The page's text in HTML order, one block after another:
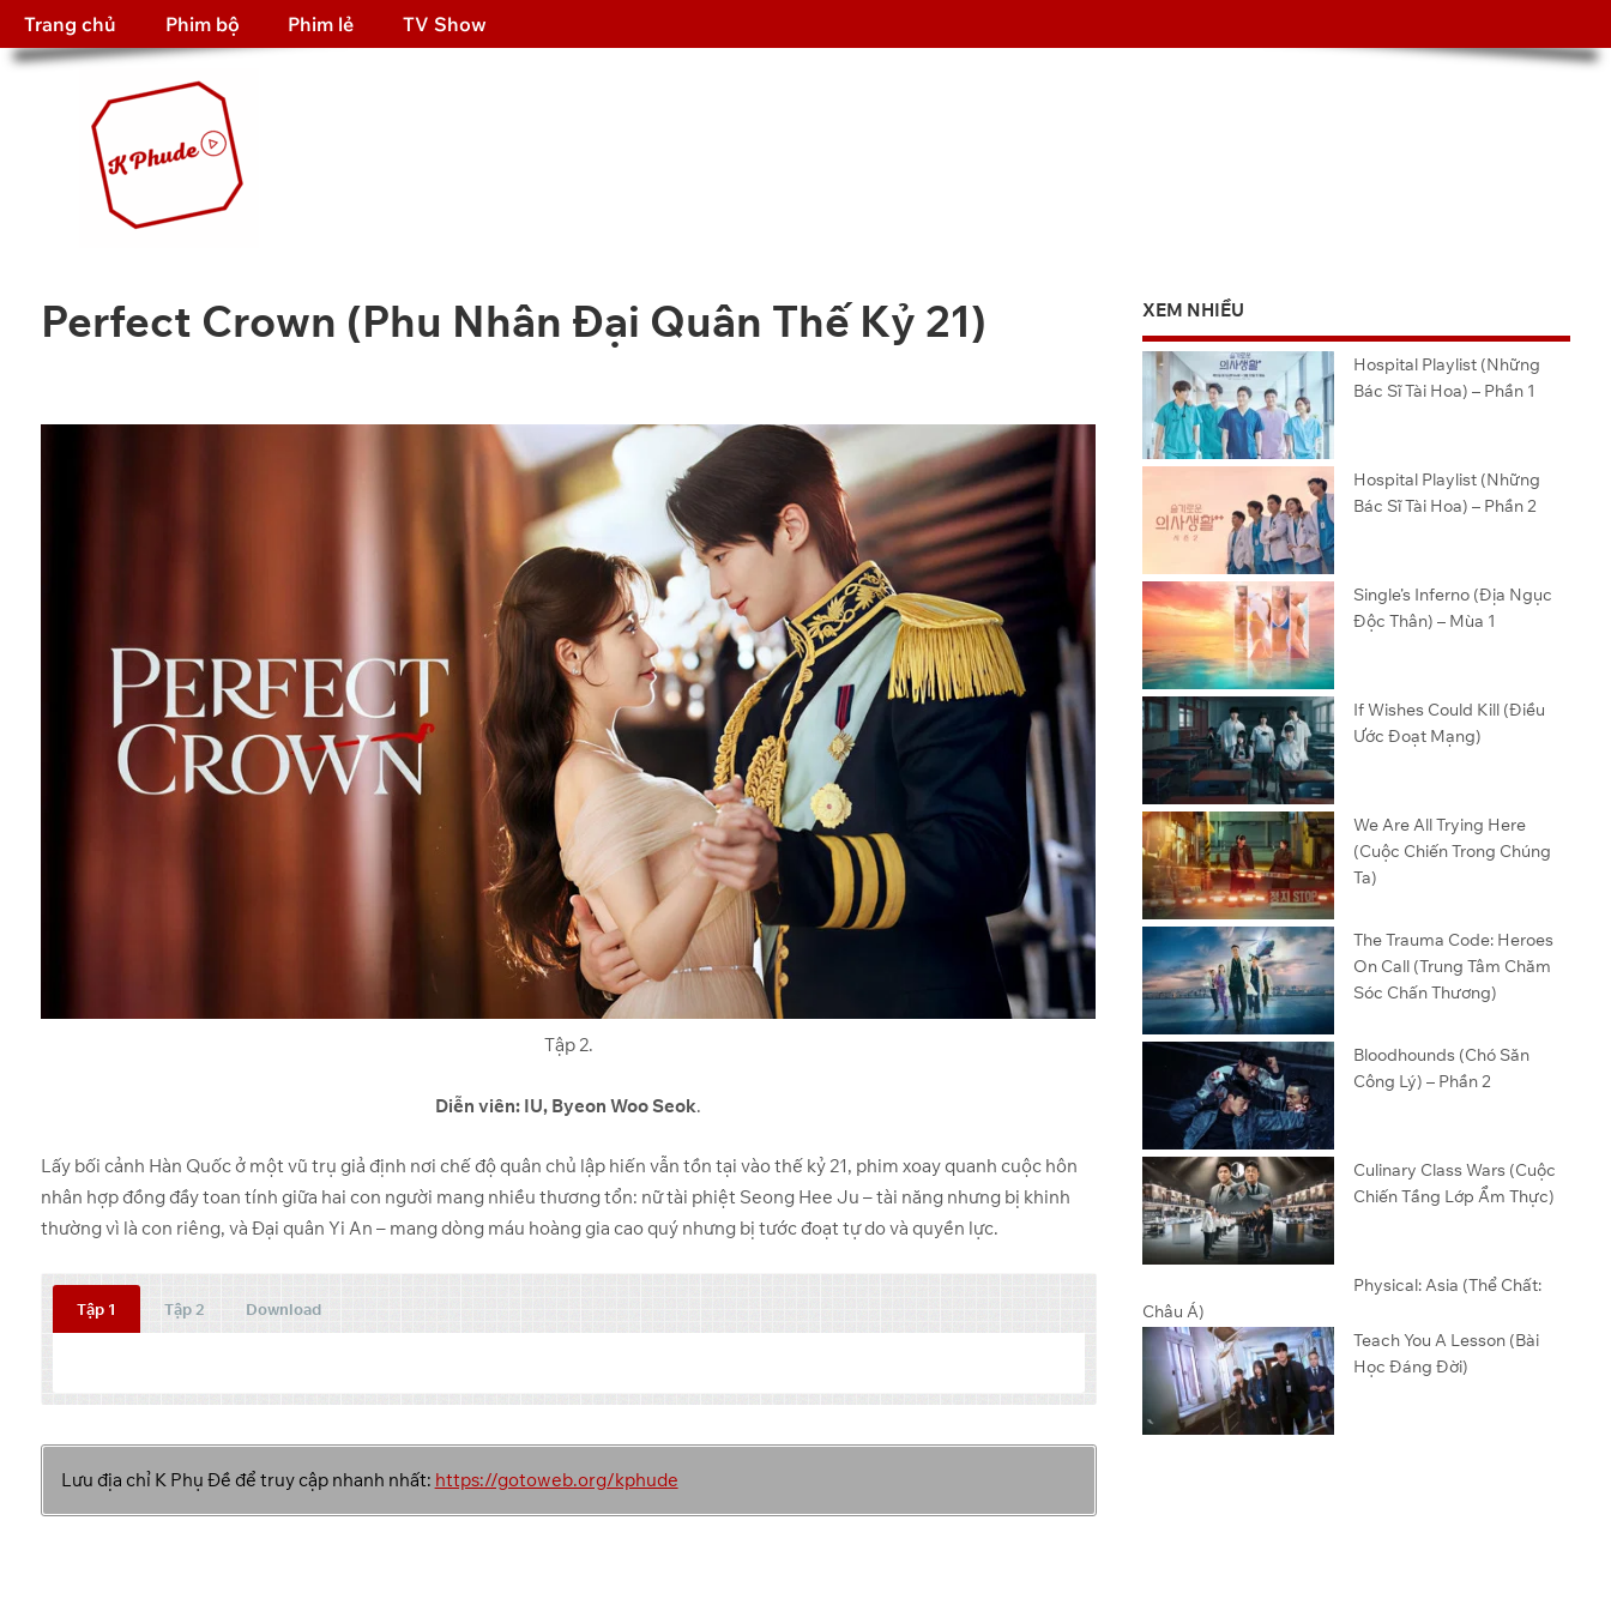
Trang chủ Phim bộ Phim lẻ TV Show
Perfect Crown (Phu Nhân Đại Quân Thế Kỷ 21)
Tập 2.
Diễn viên: IU, Byeon Woo Seok.
Lấy bối cảnh Hàn Quốc ở một vũ trụ giả định nơi chế độ quân chủ lập hiến vẫn tồn tại vào thế kỷ 21, phim xoay quanh cuộc hôn
nhân hợp đồng đầy toan tính giữa hai con người mang nhiều thương tổn: nữ tài phiệt Seong Hee Ju – tài năng nhưng bị khinh
thường vì là con riêng, và Đại quân Yi An – mang dòng máu hoàng gia cao quý nhưng bị tước đoạt tự do và quyền lực.
Tập 1 Tập 2 Download
1 Pixeldrain GoFile
Lưu địa chỉ K Phụ Đề để truy cập nhanh nhất: https://gotoweb.org/kphude
XEM NHIỀU
Hospital Playlist (Những
Bác Sĩ Tài Hoa) – Phần 1
Hospital Playlist (Những
Bác Sĩ Tài Hoa) – Phần 2
Single’s Inferno (Địa Ngục
Độc Thân) – Mùa 1
If Wishes Could Kill (Điều
Ước Đoạt Mạng)
We Are All Trying Here
(Cuộc Chiến Trong Chúng
Ta)
The Trauma Code: Heroes
On Call (Trung Tâm Chăm
Sóc Chấn Thương)
Bloodhounds (Chó Săn
Công Lý) – Phần 2
Culinary Class Wars (Cuộc
Chiến Tầng Lớp Ẩm Thực)
Physical: Asia (Thể Chất:
Châu Á)
Teach You A Lesson (Bài
Học Đáng Đời)